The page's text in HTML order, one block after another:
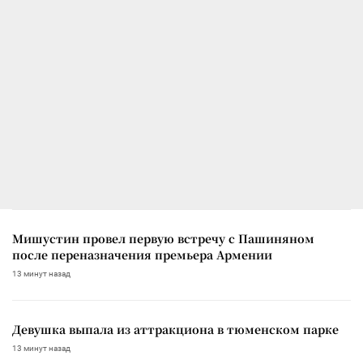
Мишустин провел первую встречу с Пашиняном
после переназначения премьера Армении
13 минут назад
Девушка выпала из аттракциона в тюменском парке
13 минут назад